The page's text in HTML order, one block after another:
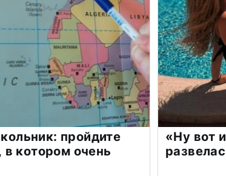
пройдите
в котором очень
«Ну вот